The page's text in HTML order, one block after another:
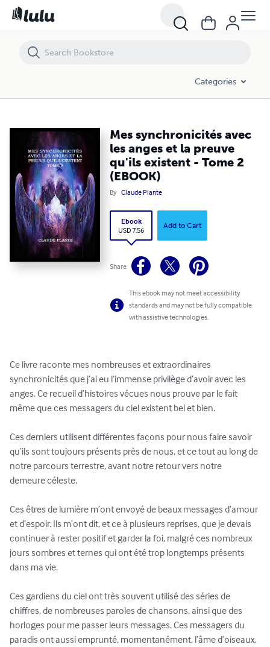
Categories
Mes synchronicités avec
les anges et la preuve
qu'ils existent - Tome 2
(EBOOK)
By Claude Plante
Ebook
USD 7.56
Add to Cart
Share
This ebook may not meet accessibility
standards and may not be fully compatible
with assistive technologies.
Ce livre raconte mes nombreuses et extraordinaires
synchronicités que j’ai eu l’immense privilège d’avoir avec les
anges. Ce recueil d’histoires vécues nous prouve par le fait
même que ces messagers du ciel existent bel et bien.
Ces derniers utilisent différentes façons pour nous faire savoir
qu’ils sont toujours présents près de nous, et ce tout au long de
notre parcours terrestre, avant notre retour vers notre
demeure céleste.
Ces êtres de lumière m’ont envoyé de beaux messages d’amour
et d’espoir. Ils m’ont dit, et ce à plusieurs reprises, que je devais
continuer à rester positif et garder la foi, malgré ces nombreux
jours sombres et ternes qui ont été trop longtemps présents
dans ma vie.
Ces gardiens du ciel ont très souvent utilisé des séries de
chiffres, de nombreuses paroles de chansons, ainsi que des
horloges pour me passer leurs messages. Ces messagers du
paradis ont aussi emprunté, momentanément, l’âme d’oiseaux,
Mes synchronicités avec les anges et la preuve qu'ils existent - Tome